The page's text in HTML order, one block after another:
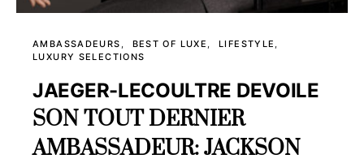
AMBASSADEURS BEST OF LUXE
LIFESTYLE
LUXURY SELECTIONS
JAEGER-LECOULTRE DEVOILE
SON TOUT DERNIER
AMBASSADEUR: JACKSON